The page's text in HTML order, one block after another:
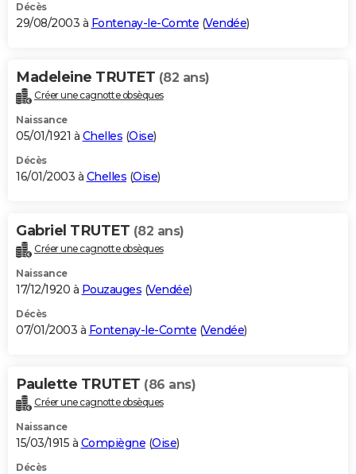
Décès
29/08/2003 à Fontenay-le-Comte (Vendée)
Madeleine TRUTET (82 ans)
Créer une cagnotte obsèques
Naissance
05/01/1921 à Chelles (Oise)
Décès
16/01/2003 à Chelles (Oise)
Gabriel TRUTET (82 ans)
Créer une cagnotte obsèques
Naissance
17/12/1920 à Pouzauges (Vendée)
Décès
07/01/2003 à Fontenay-le-Comte (Vendée)
Paulette TRUTET (86 ans)
Créer une cagnotte obsèques
Naissance
15/03/1915 à Compiègne (Oise)
Décès